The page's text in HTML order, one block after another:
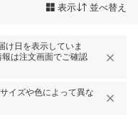
表示 並べ替え
け日を表示していま
は注文画面でご確認
イズや色によって異な